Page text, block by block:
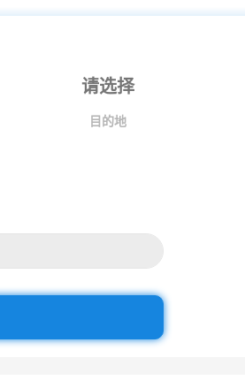
目的地